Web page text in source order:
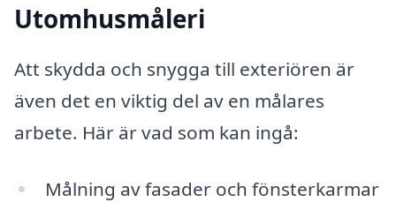
Utomhusmåleri
Att skydda och snygga till exteriören är
även det en viktig del av en målares
arbete. Här är vad som kan ingå:
Målning av fasader och fönsterkarmar